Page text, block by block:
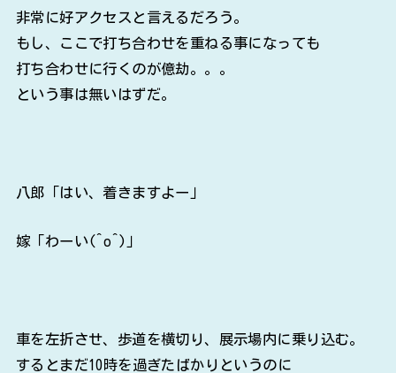
非常に好アクセスと言えるだろう。
もし、ここで打ち合わせを重ねる事になっても
打ち合わせに行くのが億劫。。。
という事は無いはずだ。
八郎「はい、着きますよー」
嫁「わーい(^o^)」
車を左折させ、歩道を横切り、展示場内に乗り込む。
するとまだ10時を過ぎたばかりというのに